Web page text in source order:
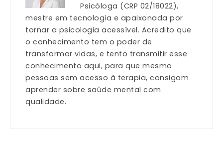
Psicóloga (CRP 02/18022),
mestre em tecnologia e apaixonada por
tornar a psicologia acessível. Acredito que
o conhecimento tem o poder de
transformar vidas, e tento transmitir esse
conhecimento aqui, para que mesmo
pessoas sem acesso à terapia, consigam
aprender sobre saúde mental com
qualidade.